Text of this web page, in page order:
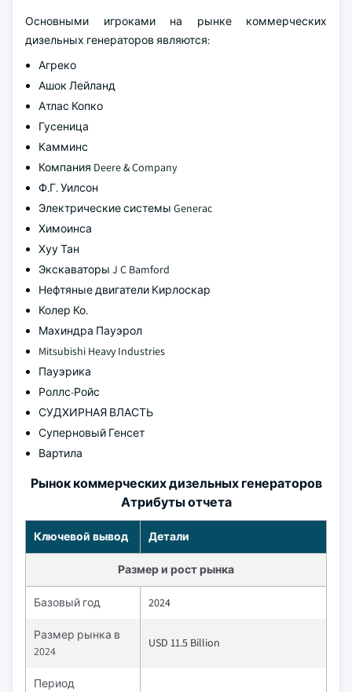
Основными игроками на рынке коммерческих
дизельных генераторов являются:
Агреко
Ашок Лейланд
Атлас Копко
Гусеница
Камминс
Компания Deere & Company
Ф.Г. Уилсон
Электрические системы Generac
Химоинса
Хуу Тан
Экскаваторы J C Bamford
Нефтяные двигатели Кирлоскар
Колер Ко.
Махиндра Пауэрол
Mitsubishi Heavy Industries
Пауэрика
Роллс-Ройс
СУДХИРНАЯ ВЛАСТЬ
Суперновый Генсет
Вартила
Рынок коммерческих дизельных генераторов
Атрибуты отчета
Ключевой вывод Детали
Размер и рост рынка
Базовый год 2024
Размер рынка в
2024
USD 11.5 Billion
Период